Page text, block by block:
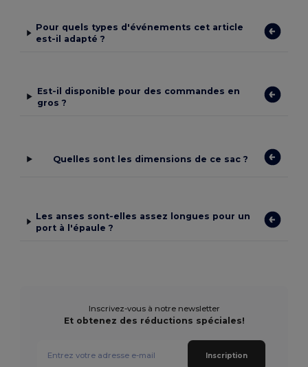
Pour quels types d'événements cet article
est-il adapté ?
Est-il disponible pour des commandes en
gros ?
Quelles sont les dimensions de ce sac ?
Les anses sont-elles assez longues pour un
port à l'épaule ?
Inscrivez-vous à notre newsletter
Et obtenez des réductions spéciales!
Inscription